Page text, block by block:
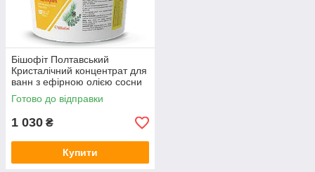
Бішофіт Полтавський
Кристалічний концентрат для
ванн з ефірною олією сосни
та евкаліпту 5000 ml (5,5кг)
Готово до відправки
1 030 ₴
Купити